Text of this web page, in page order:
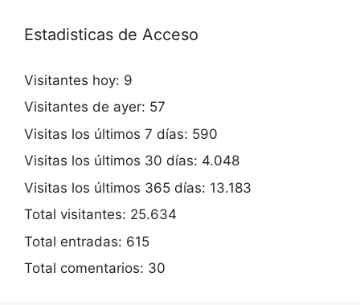
Estadisticas de Acceso
Visitantes hoy: 9
Visitantes de ayer: 57
Visitas los últimos 7 días: 590
Visitas los últimos 30 días: 4.048
Visitas los últimos 365 días: 13.183
Total visitantes: 25.634
Total entradas: 615
Total comentarios: 30